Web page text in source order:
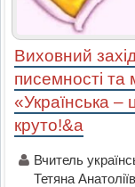
Виховний
писемності та
«Українська –
круто!&a
Вчитель
Тетяна